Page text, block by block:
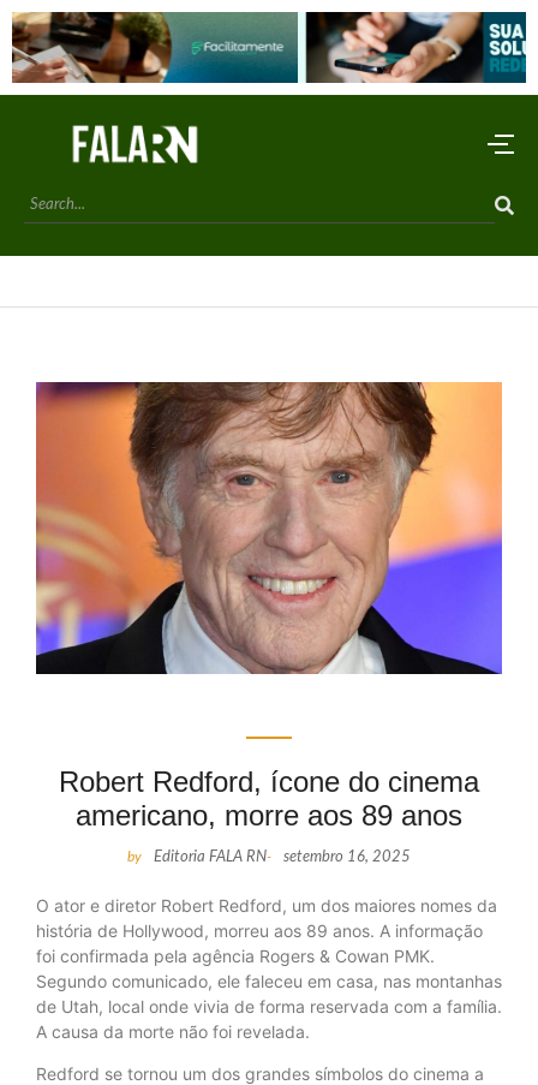
Robert Redford, ícone do cinema
americano, morre aos 89 anos
by Editoria FALA RN- setembro 16, 2025
O ator e diretor Robert Redford, um dos maiores nomes da
história de Hollywood, morreu aos 89 anos. A informação
foi confirmada pela agência Rogers & Cowan PMK.
Segundo comunicado, ele faleceu em casa, nas montanhas
de Utah, local onde vivia de forma reservada com a família.
A causa da morte não foi revelada.
Redford se tornou um dos grandes símbolos do cinema a